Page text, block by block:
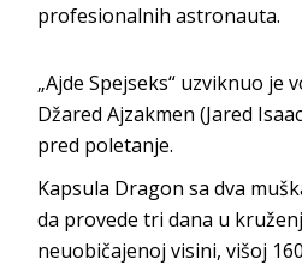
profesionalnih astronauta.
„Ajde Spejseks“ uzviknuo je
Džared Ajzakmen (Jared
pred poletanje.
Kapsula Dragon sa dva
da provede tri dana u
neuobičajenoj visini, višoj